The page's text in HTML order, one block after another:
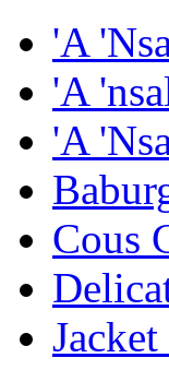
'A
'A
'A
Cous